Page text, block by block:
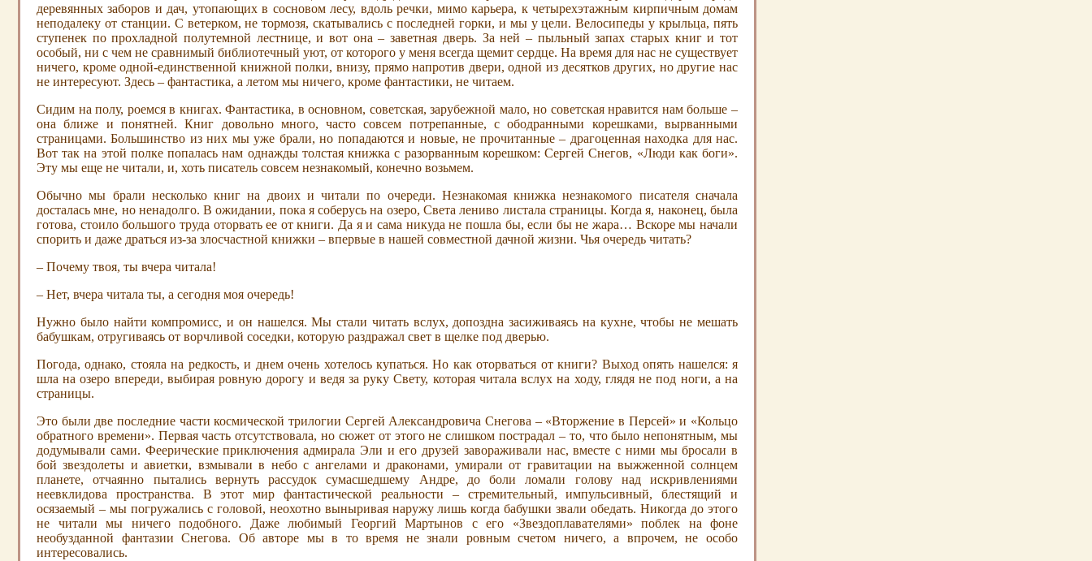
деревянных заборов и дач, утопающих в сосновом лесу, вдоль речки, мимо карьера, к четырехэтажным кирпичным домам
неподалеку от станции. С ветерком, не тормозя, скатывались с последней горки, и мы у цели. Велосипеды у крыльца, пять
ступенек по прохладной полутемной лестнице, и вот она – заветная дверь. За ней – пыльный запах старых книг и тот
особый, ни с чем не сравнимый библиотечный уют, от которого у меня всегда щемит сердце. На время для нас не существует
ничего, кроме одной-единственной книжной полки, внизу, прямо напротив двери, одной из десятков других, но другие нас
не интересуют. Здесь – фантастика, а летом мы ничего, кроме фантастики, не читаем.
Сидим на полу, роемся в книгах. Фантастика, в основном, советская, зарубежной мало, но советская нравится нам больше –
она ближе и понятней. Книг довольно много, часто совсем потрепанные, с ободранными корешками, вырванными
страницами. Большинство из них мы уже брали, но попадаются и новые, не прочитанные – драгоценная находка для нас.
Вот так на этой полке попалась нам однажды толстая книжка с разорванным корешком: Сергей Снегов, «Люди как боги».
Эту мы еще не читали, и, хоть писатель совсем незнакомый, конечно возьмем.
Обычно мы брали несколько книг на двоих и читали по очереди. Незнакомая книжка незнакомого писателя сначала
досталась мне, но ненадолго. В ожидании, пока я соберусь на озеро, Света лениво листала страницы. Когда я, наконец, была
готова, стоило большого труда оторвать ее от книги. Да я и сама никуда не пошла бы, если бы не жара… Вскоре мы начали
спорить и даже драться из-за злосчастной книжки – впервые в нашей совместной дачной жизни. Чья очередь читать?
– Почему твоя, ты вчера читала!
– Нет, вчера читала ты, а сегодня моя очередь!
Нужно было найти компромисс, и он нашелся. Мы стали читать вслух, допоздна засиживаясь на кухне, чтобы не мешать
бабушкам, отругиваясь от ворчливой соседки, которую раздражал свет в щелке под дверью.
Погода, однако, стояла на редкость, и днем очень хотелось купаться. Но как оторваться от книги? Выход опять нашелся: я
шла на озеро впереди, выбирая ровную дорогу и ведя за руку Свету, которая читала вслух на ходу, глядя не под ноги, а на
страницы.
Это были две последние части космической трилогии Сергей Александровича Снегова – «Вторжение в Персей» и «Кольцо
обратного времени». Первая часть отсутствовала, но сюжет от этого не слишком пострадал – то, что было непонятным, мы
додумывали сами. Феерические приключения адмирала Эли и его друзей завораживали нас, вместе с ними мы бросали в
бой звездолеты и авиетки, взмывали в небо с ангелами и драконами, умирали от гравитации на выжженной солнцем
планете, отчаянно пытались вернуть рассудок сумасшедшему Андре, до боли ломали голову над искривлениями
неевклидова пространства. В этот мир фантастической реальности – стремительный, импульсивный, блестящий и
осязаемый – мы погружались с головой, неохотно выныривая наружу лишь когда бабушки звали обедать. Никогда до этого
не читали мы ничего подобного. Даже любимый Георгий Мартынов с его «Звездоплавателями» поблек на фоне
необузданной фантазии Снегова. Об авторе мы в то время не знали ровным счетом ничего, а впрочем, не особо
интересовались.